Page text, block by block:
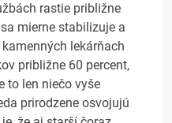
rastie približne
mierne stabilizuje a
lekárňach
približne 60 percent,
to len niečo vyše
prirodzene osvojujú